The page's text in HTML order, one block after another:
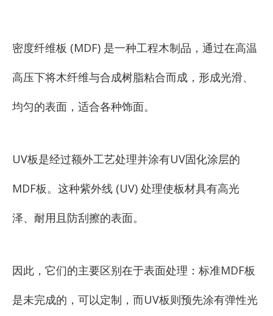
密度纤维板 (MDF) 是一种工程木制品，通过在高温
高压下将木纤维与合成树脂粘合而成，形成光滑、
均匀的表面，适合各种饰面。
UV板是经过额外工艺处理并涂有UV固化涂层的
MDF板。这种紫外线 (UV) 处理使板材具有高光
泽、耐用且防刮擦的表面。
因此，它们的主要区别在于表面处理：标准MDF板
是未完成的，可以定制，而UV板则预先涂有弹性光